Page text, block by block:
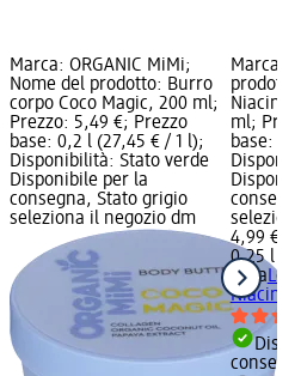
Marca: ORGANIC MiMi;
Nome del prodotto: Burro
corpo Coco Magic, 200 ml;
Prezzo: 5,49 €; Prezzo
base: 0,2 l (27,45 € / 1 l);
Disponibilità: Stato verde
Disponibile per la
consegna, Stato grigio
seleziona il negozio dm
Marca:
ml;
base:
4,99 €
0,25 l
Mixa